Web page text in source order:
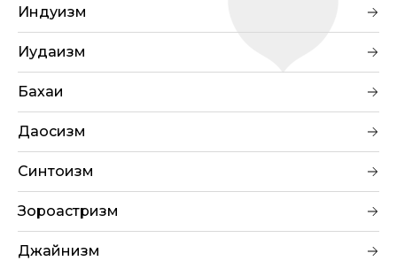
Индуизм
Иудаизм
Бахаи
Даосизм
Синтоизм
Зороастризм
Джайнизм